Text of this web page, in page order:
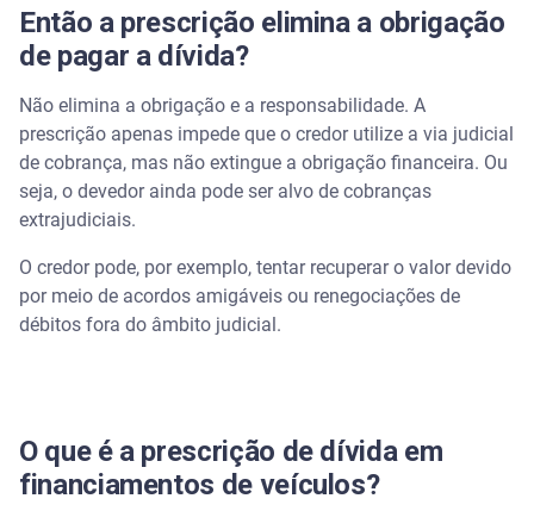
Então a prescrição elimina a obrigação
de pagar a dívida?
Não elimina a obrigação e a responsabilidade. A
prescrição apenas impede que o credor utilize a via judicial
de cobrança, mas não extingue a obrigação financeira. Ou
seja, o devedor ainda pode ser alvo de cobranças
extrajudiciais.
O credor pode, por exemplo, tentar recuperar o valor devido
por meio de acordos amigáveis ou renegociações de
débitos fora do âmbito judicial.
O que é a prescrição de dívida em
financiamentos de veículos?